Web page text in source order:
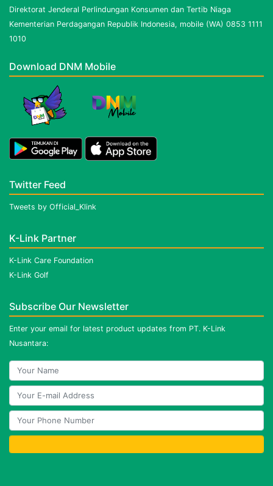
Direktorat Jenderal Perlindungan Konsumen dan Tertib Niaga
Kementerian Perdagangan Republik Indonesia, mobile (WA) 0853 1111
1010
Download DNM Mobile
Twitter Feed
Tweets by Official_Klink
K-Link Partner
K-Link Care Foundation
K-Link Golf
Subscribe Our Newsletter
Enter your email for latest product updates from PT. K-Link
Nusantara: